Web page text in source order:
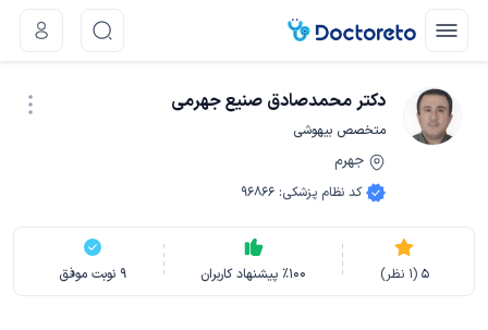
دکتر محمدصادق صنیع جهرمی
متخصص بیهوشی
جهرم
کد نظام پزشکی:
96866
5
(
1 نظر) ٪100 پیشنهاد کاربران 9 نوبت موفق